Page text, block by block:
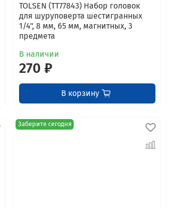
TOLSEN (TT77843) Набор головок
для шуруповерта шестигранных
1/4", 8 мм, 65 мм, магнитных, 3
предмета
В наличии
270 ₽
В корзину
Заберите сегодня